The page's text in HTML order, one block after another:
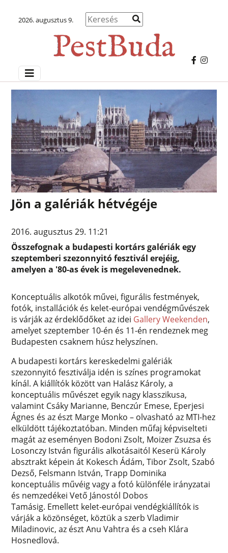
2026. augusztus 9.
Jön a galériák hétvégéje
2016. augusztus 29. 11:21
Összefognak a budapesti kortárs galériák egy
szeptemberi szezonnyitó fesztivál erejéig,
amelyen a '80-as évek is megelevenednek.
Konceptuális alkotók művei, figurális festmények,
fotók, installációk és kelet-európai vendégművészek
is várják az érdeklődőket az idei Gallery Weekenden,
amelyet szeptember 10-én és 11-én rendeznek meg
Budapesten csaknem húsz helyszínen.
A budapesti kortárs kereskedelmi galériák
szezonnyitó fesztiválja idén is színes programokat
kínál. A kiállítók között van Halász Károly, a
konceptuális művészet egyik nagy klasszikusa,
valamint Csáky Marianne, Benczúr Emese, Eperjesi
Ágnes és az észt Marge Monko – olvasható az MTI-hez
elküldött tájékoztatóban. Minden műfaj képviselteti
magát az eseményen Bodoni Zsolt, Moizer Zsuzsa és
Losonczy István figurális alkotásaitól Keserü Károly
absztrakt képein át Kokesch Ádám, Tibor Zsolt, Szabó
Dezső, Felsmann István, Trapp Dominika
konceptuális művéig vagy a fotó különféle irányzatai
és nemzedékei Vető Jánostól Dobos
Tamásig. Emellett kelet-európai vendégkiállítók is
várják a közönséget, köztük a szerb Vladimir
Miladinovic, az észt Anu Vahtra és a cseh Klára
Hosnedlová.